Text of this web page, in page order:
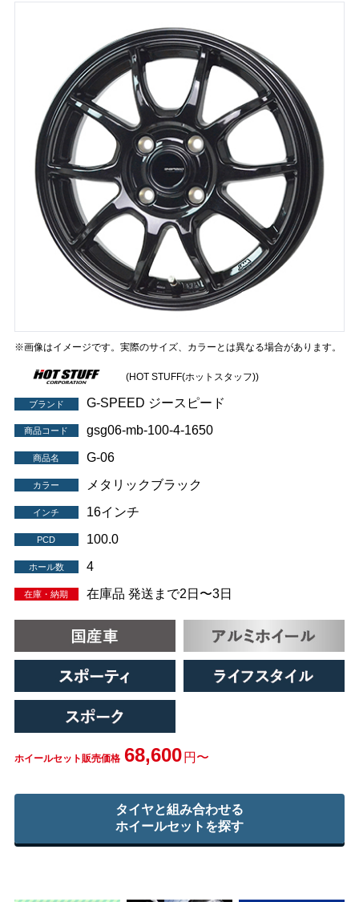
※画像はイメージです。実際のサイズ、カラーとは異なる場合があります。
(HOT STUFF(ホットスタッフ))
ブランド G-SPEED ジースピード
商品コード gsg06-mb-100-4-1650
商品名 G-06
カラー メタリックブラック
インチ 16インチ
PCD 100.0
ホール数 4
在庫・納期 在庫品 発送まで2日〜3日
ホイールセット販売価格 68,600 円〜
タイヤと組み合わせる
ホイールセットを探す